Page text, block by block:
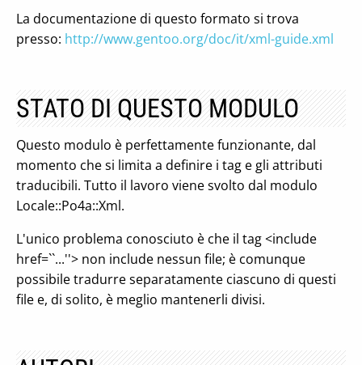
La documentazione di questo formato si trova
presso: http://www.gentoo.org/doc/it/xml-guide.xml
STATO DI QUESTO MODULO
Questo modulo è perfettamente funzionante, dal
momento che si limita a definire i tag e gli attributi
traducibili. Tutto il lavoro viene svolto dal modulo
Locale::Po4a::Xml.
L'unico problema conosciuto è che il tag <include
href=``...''> non include nessun file; è comunque
possibile tradurre separatamente ciascuno di questi
file e, di solito, è meglio mantenerli divisi.